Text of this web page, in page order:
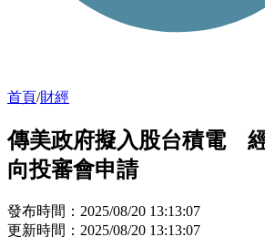
首頁/財經
傳美政府擬入股台積電
向投審會申請
發布時間：2025/08/20 13:13:07
更新時間：2025/08/20 13:13:07